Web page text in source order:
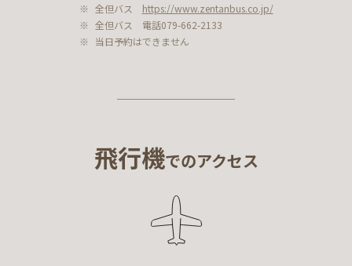
全但バス https://www.zentanbus.co.jp/
全但バス 電話079-662-2133
当日予約はできません
飛行機でのアクセス